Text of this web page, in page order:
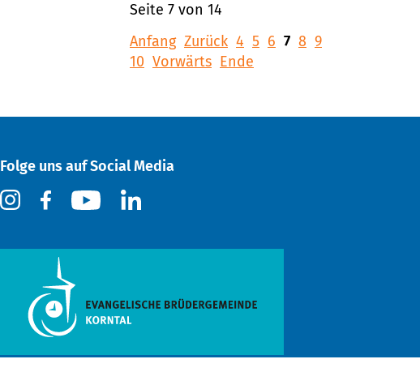
Seite 7 von 14
Anfang Zurück 4 5 6 7 8 9
10 Vorwärts Ende
Folge uns auf Social Media